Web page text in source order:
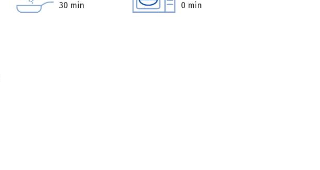
30 min 0 min